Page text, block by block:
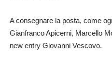
A consegnare la posta, come
Gianfranco Apicerni, Marcello
new entry Giovanni Vescovo.